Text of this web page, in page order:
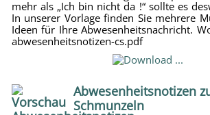
mehr als „Ich bin nicht da !“ sollte es
In unserer Vorlage finden Sie mehrere
Ideen für Ihre Abwesenheitsnachricht.
abwesenheitsnotizen-cs.pdf
Abwesenheitsnotizen
Schmunzeln